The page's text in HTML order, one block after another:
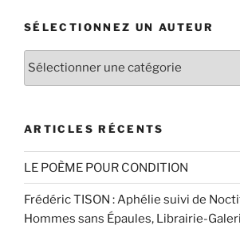
SÉLECTIONNEZ UN AUTEUR
Sélectionnez
ARTICLES RÉCENTS
LE POÈME POUR CONDITION
Frédéric TISON : Aphélie suivi de
Hommes sans Épaules, Librairie-